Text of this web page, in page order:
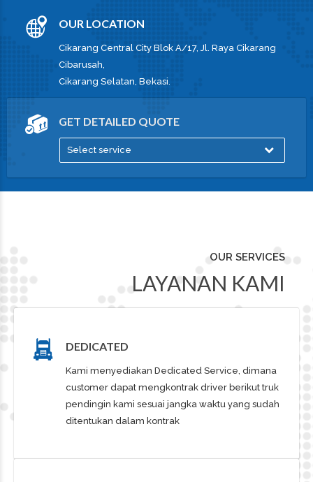
OUR LOCATION
Cikarang Central City Blok A/17, Jl. Raya Cikarang
Cibarusah,
Cikarang Selatan, Bekasi.
GET DETAILED QUOTE
Select service
OUR SERVICES
LAYANAN KAMI
DEDICATED
Kami menyediakan Dedicated Service, dimana
customer dapat mengkontrak driver berikut truk
pendingin kami sesuai jangka waktu yang sudah
ditentukan dalam kontrak